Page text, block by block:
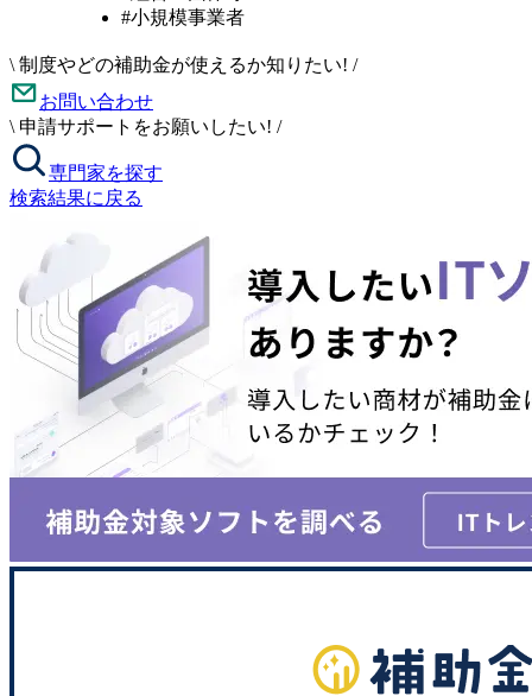
#小規模事業者
\ 制度やどの補助金が使えるか知りたい! /
お問い合わせ
\ 申請サポートをお願いしたい! /
専門家を探す
検索結果に戻る